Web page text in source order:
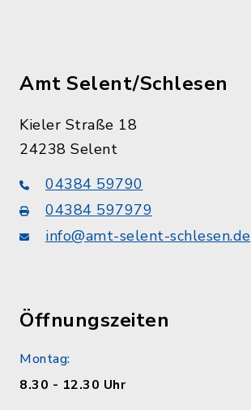
Amt Selent/Schlesen
Kieler Straße 18
24238 Selent
04384 59790
04384 597979
info@amt-selent-schlesen.de
Öffnungszeiten
Montag:
8.30 - 12.30 Uhr